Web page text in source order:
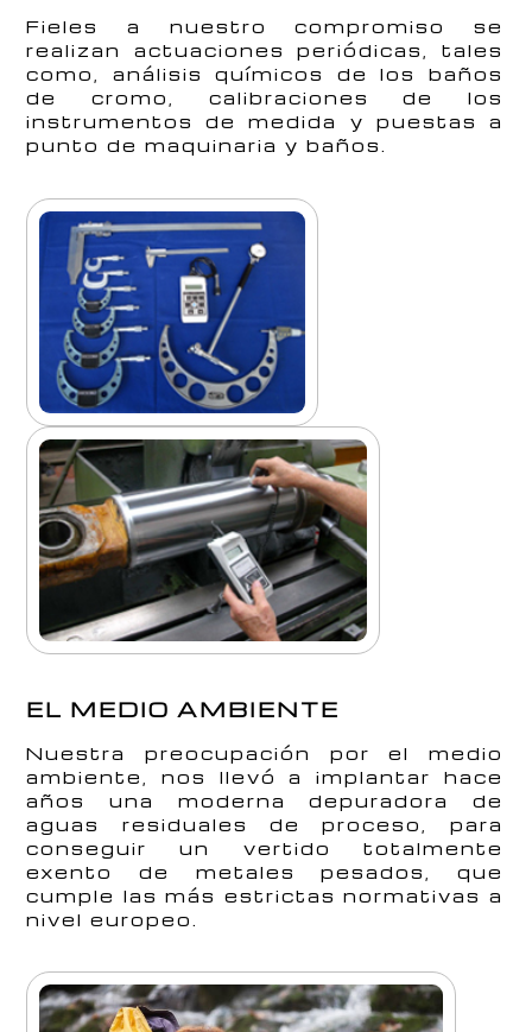
Fieles a nuestro compromiso se
realizan actuaciones periódicas, tales
como, análisis químicos de los baños
de cromo, calibraciones de los
instrumentos de medida y puestas a
punto de maquinaria y baños.
EL MEDIO AMBIENTE
Nuestra preocupación por el medio
ambiente, nos llevó a implantar hace
años una moderna depuradora de
aguas residuales de proceso, para
conseguir un vertido totalmente
exento de metales pesados, que
cumple las más estrictas normativas a
nivel europeo.